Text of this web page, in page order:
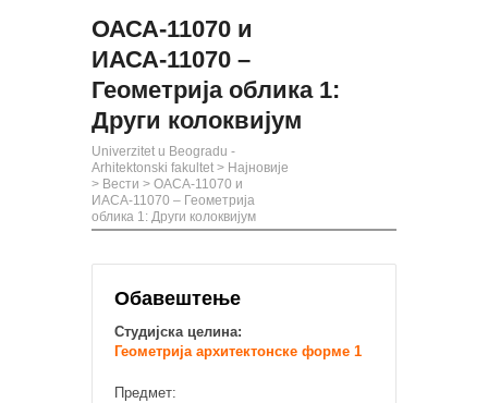
ОАСА-11070 и
ИАСА-11070 –
Геометрија облика 1:
Други колоквијум
Univerzitet u Beogradu -
Arhitektonski fakultet > Најновије
> Вести > ОАСА-11070 и
ИАСА-11070 – Геометрија
облика 1: Други колоквијум
Обавештење
Студијска целина:
Геометрија архитектонске форме 1
Предмет: